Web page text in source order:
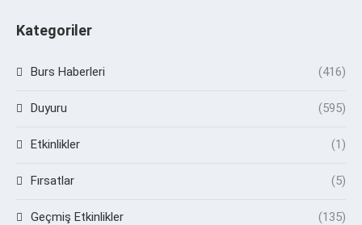
Kategoriler
Burs Haberleri (416)
Duyuru (595)
Etkinlikler (1)
Fırsatlar (5)
Geçmiş Etkinlikler (135)